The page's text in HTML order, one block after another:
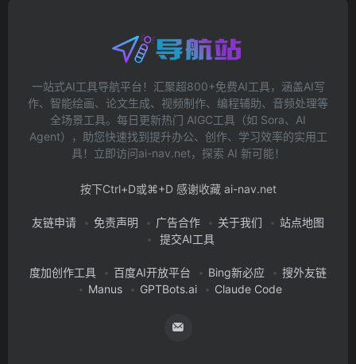
一站式AI工具导航平台！汇聚超800+免费AI工具，涵盖AI写
作、智能绘画、论文生成、视频制作、编程辅助、音频处理等
全场景工具。每日更新热门 AIGC工具（如 Sora、AI
Agent），助您快速找到提升办公、创作、学习效率的实用工
具！立即访问ai-nav.net，探索 AI 新可能！
按下Ctrl+D或⌘+D 感谢收藏 ai-nav.net
友链申请 免责声明 广告合作 关于我们
站点地图
提交AI工具
度加创作工具 百度AI开放平台 Bing新必应
搜外友链
Manus
GPTBots.ai Claude Code